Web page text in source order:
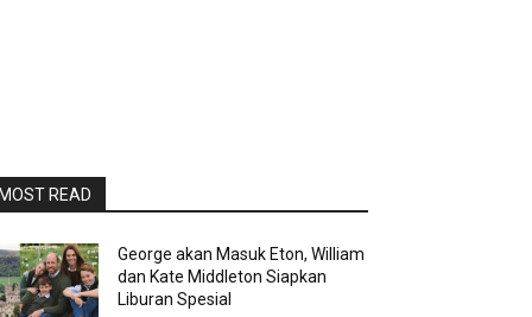
READ
George akan Masuk Eton, William
dan Kate Middleton Siapkan
Liburan Spesial